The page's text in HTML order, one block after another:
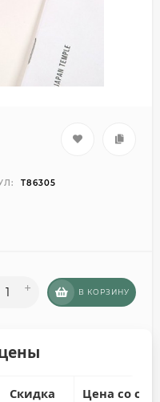
T86305
+ В КОРЗИНУ
Скидка Цена со